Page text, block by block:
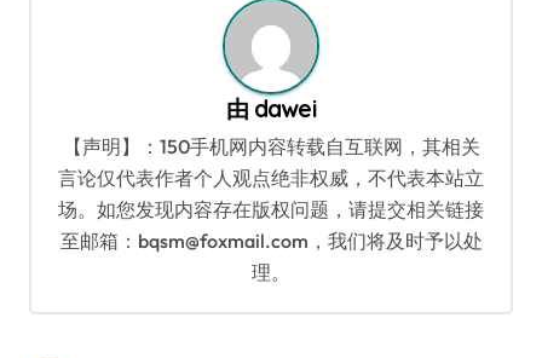
由 dawei
【声明】：150手机网内容转载自互联网，其相关
言论仅代表作者个人观点绝非权威，不代表本站立
场。如您发现内容存在版权问题，请提交相关链接
至邮箱：bqsm@foxmail.com，我们将及时予以处
理。